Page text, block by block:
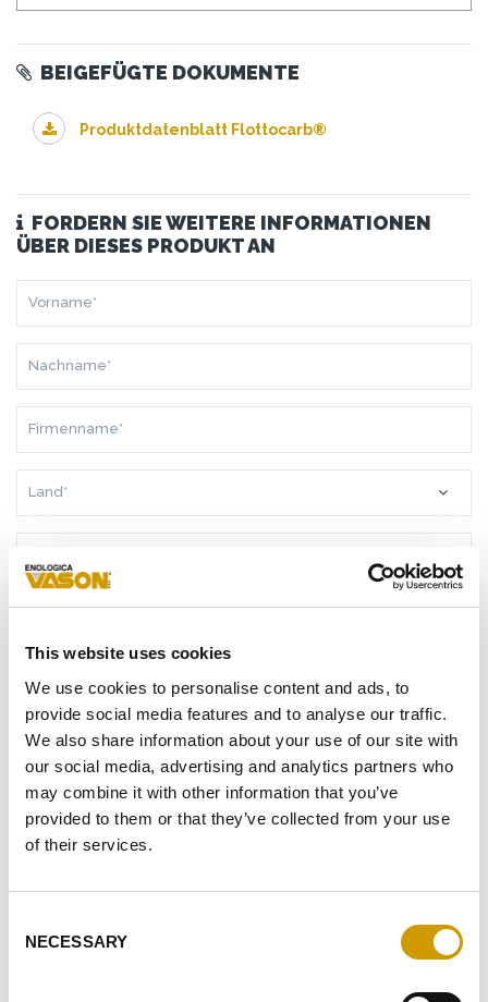
This website uses cookies
We use cookies to personalise content and ads, to
provide social media features and to analyse our traffic.
We also share information about your use of our site with
our social media, advertising and analytics partners who
may combine it with other information that you’ve
provided to them or that they’ve collected from your use
of their services.
Selection
NECESSARY
BEIGEFÜGTE DOKUMENTE
Produktdatenblatt Flottocarb®
FORDERN SIE WEITERE INFORMATIONEN
ÜBER DIESES PRODUKT AN
E-
ADRESSE*
INFORMATIONENSTIMME ICH DER
VERARBEITUNG MEINER PERSONENBEZOGENEN DATEN ZU
NEWSLETTER ZU ERHALTEN